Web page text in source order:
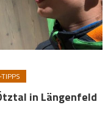
in Längenfeld